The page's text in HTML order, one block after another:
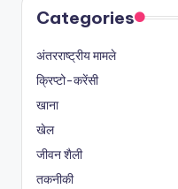
Categories
अंतरराष्ट्रीय मामले
क्रिप्टो-करेंसी
खाना
खेल
जीवन शैली
तकनीकी